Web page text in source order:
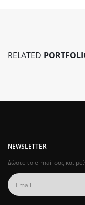
RELATED
NEWSLETTER
Δώστε το e-mail σας και